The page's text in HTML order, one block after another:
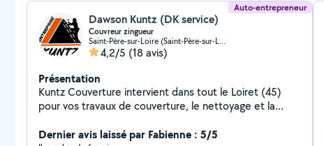
Auto-entrepreneur
Dawson Kuntz (DK service)
Couvreur zingueur
Saint-Père-sur-Loire (Saint-Père-sur-Loire)
4,2/5 (18 avis)
Présentation
Kuntz Couverture intervient dans tout le Loiret (45)
pour vos travaux de couverture, le nettoyage et la
traitements anti-mousse, la peinture de toiture et de
Dernier avis laissé par Fabienne : 5/5